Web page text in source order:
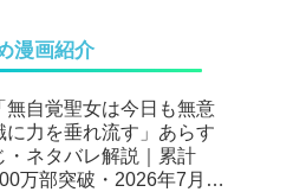
漫画紹介
無自覚聖女は今日も無意
に力を垂れ流す」あらす
・ネタバレ解説｜累計
万部突破・2026年7月ア